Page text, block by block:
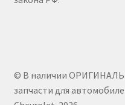
© В наличии
запчасти для